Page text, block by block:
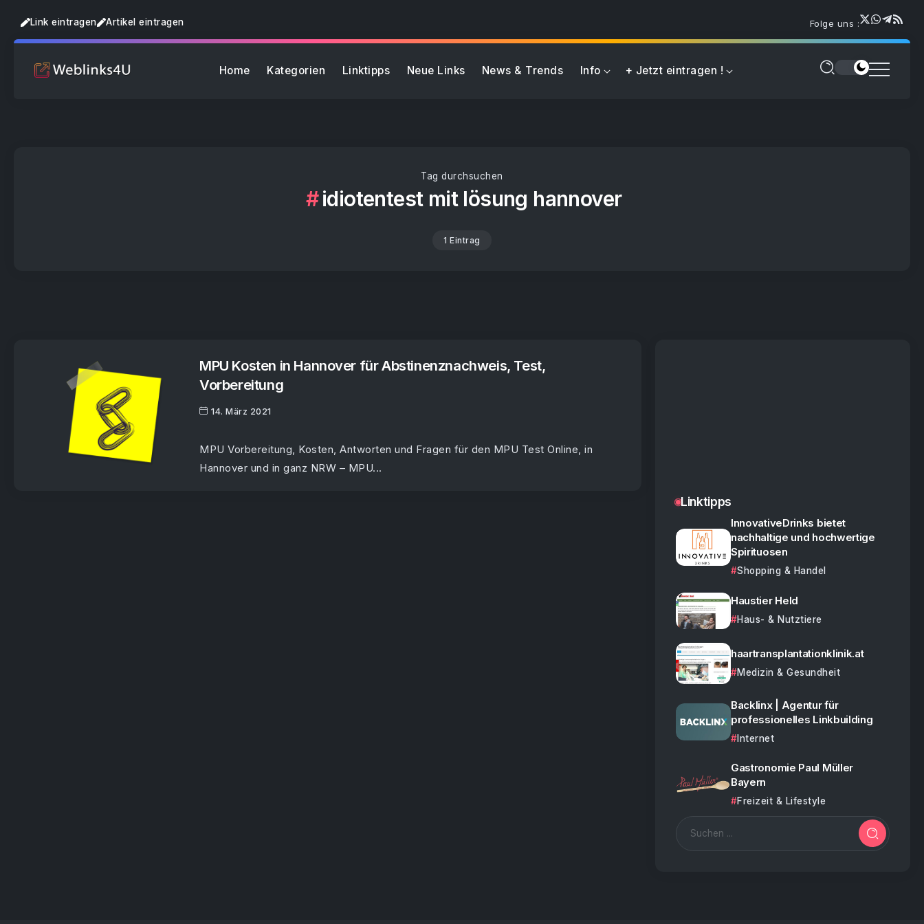
Link eintragen Artikel eintragen Folge uns :
Home Kategorien Linktipps Neue Links News & Trends Info + Jetzt eintragen !
Tag durchsuchen
idiotentest mit lösung hannover
1 Eintrag
MPU Kosten in Hannover für Abstinenznachweis, Test,
Vorbereitung
14. März 2021
MPU Vorbereitung, Kosten, Antworten und Fragen für den MPU Test Online, in
Hannover und in ganz NRW – MPU...
Linktipps
InnovativeDrinks bietet
nachhaltige und hochwertige
Spirituosen
Shopping & Handel
Haustier Held
Haus- & Nutztiere
haartransplantationklinik.at
Medizin & Gesundheit
Backlinx | Agentur für
professionelles Linkbuilding
Internet
Gastronomie Paul Müller
Bayern
Freizeit & Lifestyle